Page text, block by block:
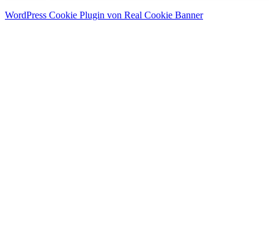
WordPress Cookie Plugin von Real Cookie Banner